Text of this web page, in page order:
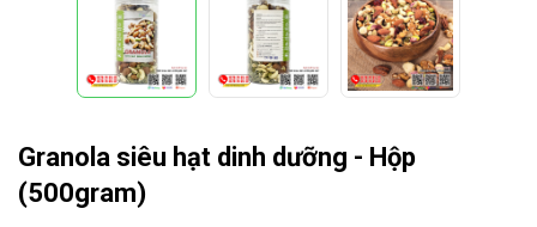
Granola siêu hạt dinh dưỡng - Hộp
(500gram)